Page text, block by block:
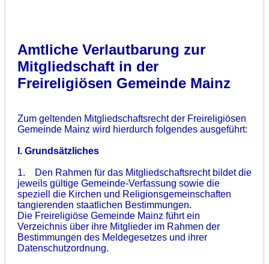
Amtliche Verlautbarung zur
Mitgliedschaft in der
Freireligiösen Gemeinde Mainz
Zum geltenden Mitgliedschaftsrecht der Freireligiösen
Gemeinde Mainz wird hierdurch folgendes ausgeführt:
I. Grundsätzliches
1. Den Rahmen für das Mitgliedschaftsrecht bildet die
jeweils gültige Gemeinde-Verfassung sowie die
speziell die Kirchen und Religionsgemeinschaften
tangierenden staatlichen Bestimmungen.
Die Freireligiöse Gemeinde Mainz führt ein
Verzeichnis über ihre Mitglieder im Rahmen der
Bestimmungen des Meldegesetzes und ihrer
Datenschutzordnung.